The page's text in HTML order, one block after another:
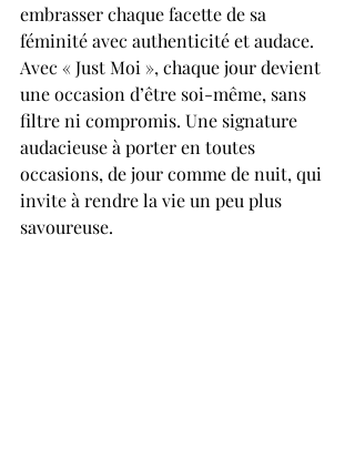
embrasser chaque facette de sa
féminité avec authenticité et audace.
Avec « Just Moi », chaque jour devient
une occasion d’être soi-même, sans
filtre ni compromis. Une signature
audacieuse à porter en toutes
occasions, de jour comme de nuit, qui
invite à rendre la vie un peu plus
savoureuse.